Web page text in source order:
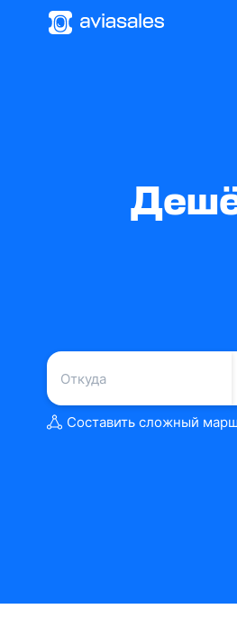
Составить сложный